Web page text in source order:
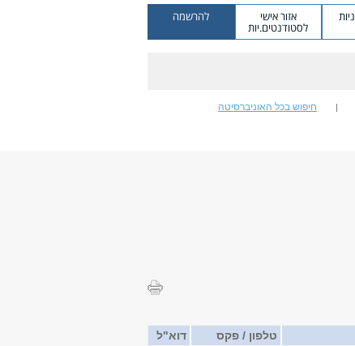
אזור אישי
לסטודנטים.יות
להרשמה
חיפוש בכל האוניברסיטה
טלפון / פקס
דוא"ל